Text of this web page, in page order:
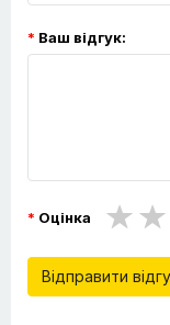
Ваш відгук:
Оцінка
Відправити